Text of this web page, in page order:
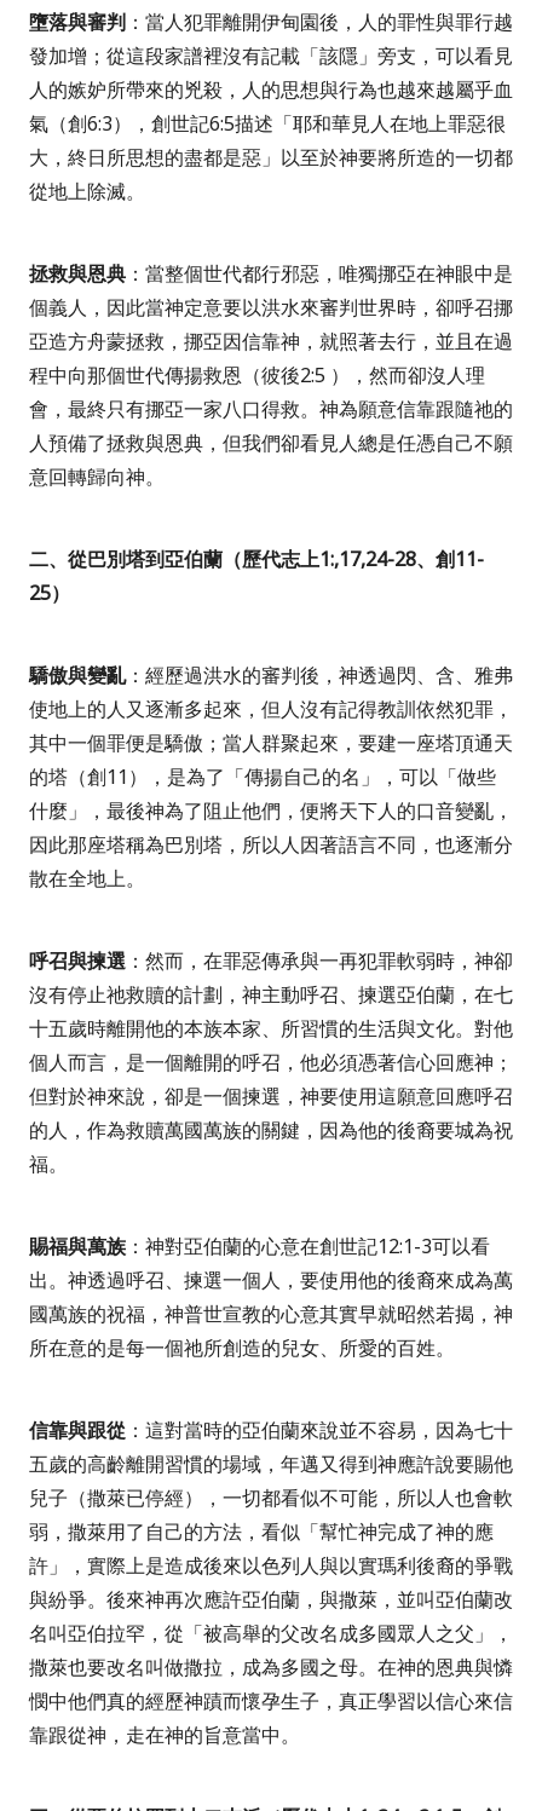
墮落與審判 ：當人犯罪離開伊甸園後，人的罪性與罪行越
發加增；從這段家譜裡沒有記載「該隱」旁支，可以看見
人的嫉妒所帶來的兇殺，人的思想與行為也越來越屬乎血
氣（創6:3），創世記6:5描述 「耶和華見人在地上罪惡很
大，終日所思想的盡都是惡」 以至於神要將所造的一切都
從地上除滅。
拯救與恩典 ：當整個世代都行邪惡，唯獨挪亞在神眼中是
個義人，因此當神定意要以洪水來審判世界時，卻呼召挪
亞造方舟蒙拯救，挪亞因信靠神，就照著去行，並且在過
程中向那個世代傳揚救恩（彼後2:5 ），然而卻沒人理
會，最終只有挪亞一家八口得救。神為願意信靠跟隨祂的
人預備了拯救與恩典，但我們卻看見人總是任憑自己不願
意回轉歸向神。
二、從巴別塔到亞伯蘭（歷代志上1:,17,24-28、創11-
25）
驕傲與變亂：經歷過洪水的審判後，神透過閃、含、雅弗
使地上的人又逐漸多起來，但人沒有記得教訓依然犯罪，
其中一個罪便是驕傲；當人群聚起來，要建一座塔頂通天
的塔（創11），是為了「傳揚自己的名」，可以「做些
什麼」，最後神為了阻止他們，便將天下人的口音變亂，
因此那座塔稱為巴別塔，所以人因著語言不同，也逐漸分
散在全地上。
呼召與揀選 ：然而，在罪惡傳承與一再犯罪軟弱時，神卻
沒有停止祂救贖的計劃，神主動呼召、揀選亞伯蘭，在七
十五歲時離開他的本族本家、所習慣的生活與文化。對他
個人而言，是一個離開的呼召，他必須憑著信心回應神；
但對於神來說，卻是一個揀選，神要使用這願意回應呼召
的人，作為救贖萬國萬族的關鍵，因為他的後裔要城為祝
福。
賜福與萬族 ：神對亞伯蘭的心意在創世記12:1-3可以看
出。神透過呼召、揀選一個人，要使用他的後裔來成為萬
國萬族的祝福，神普世宣教的心意其實早就昭然若揭，神
所在意的是每一個祂所創造的兒女、所愛的百姓。
信靠與跟從 ：這對當時的亞伯蘭來說並不容易，因為七十
五歲的高齡離開習慣的場域，年邁又得到神應許說要賜他
兒子（撒萊已停經），一切都看似不可能，所以人也會軟
弱，撒萊用了自己的方法，看似「幫忙神完成了神的應
許」，實際上是造成後來以色列人與以實瑪利後裔的爭戰
與紛爭。後來神再次應許亞伯蘭，與撒萊，並叫亞伯蘭改
名叫亞伯拉罕，從「被高舉的父改名成多國眾人之父」，
撒萊也要改名叫做撒拉，成為多國之母。在神的恩典與憐
憫中他們真的經歷神蹟而懷孕生子，真正學習以信心來信
靠跟從神，走在神的旨意當中。